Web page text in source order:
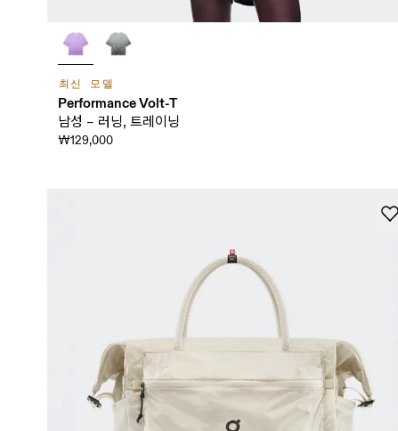
최신 모델
Performance Volt-T
남성 – 러닝, 트레이닝
₩129,000